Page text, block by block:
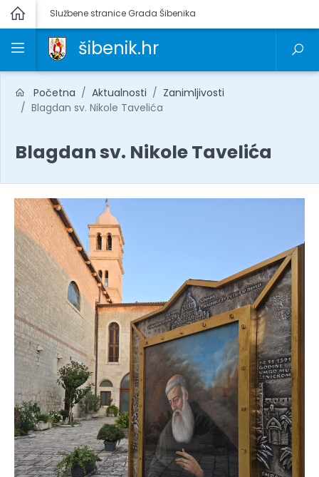
Službene stranice Grada Šibenika
šibenik.hr
Početna Aktualnosti
Zanimljivosti
Blagdan sv. Nikole Tavelića
Blagdan sv. Nikole Tavelića